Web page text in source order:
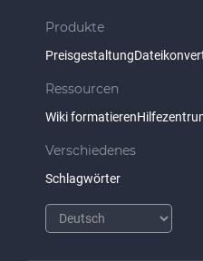
Produkte
Preisgestaltung
Ressourcen
Wiki formatieren
Verschiedenes
Schlagwörter